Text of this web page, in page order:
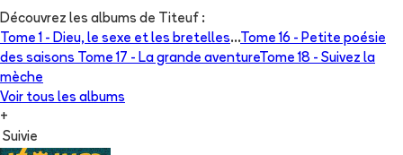
Découvrez les albums de Titeuf :
Tome 1 - Dieu, le sexe et les bretelles...Tome 16 - Petite poésie
des saisons Tome 17 - La grande aventureTome 18 - Suivez la
mèche
Voir tous les albums
+
Suivie